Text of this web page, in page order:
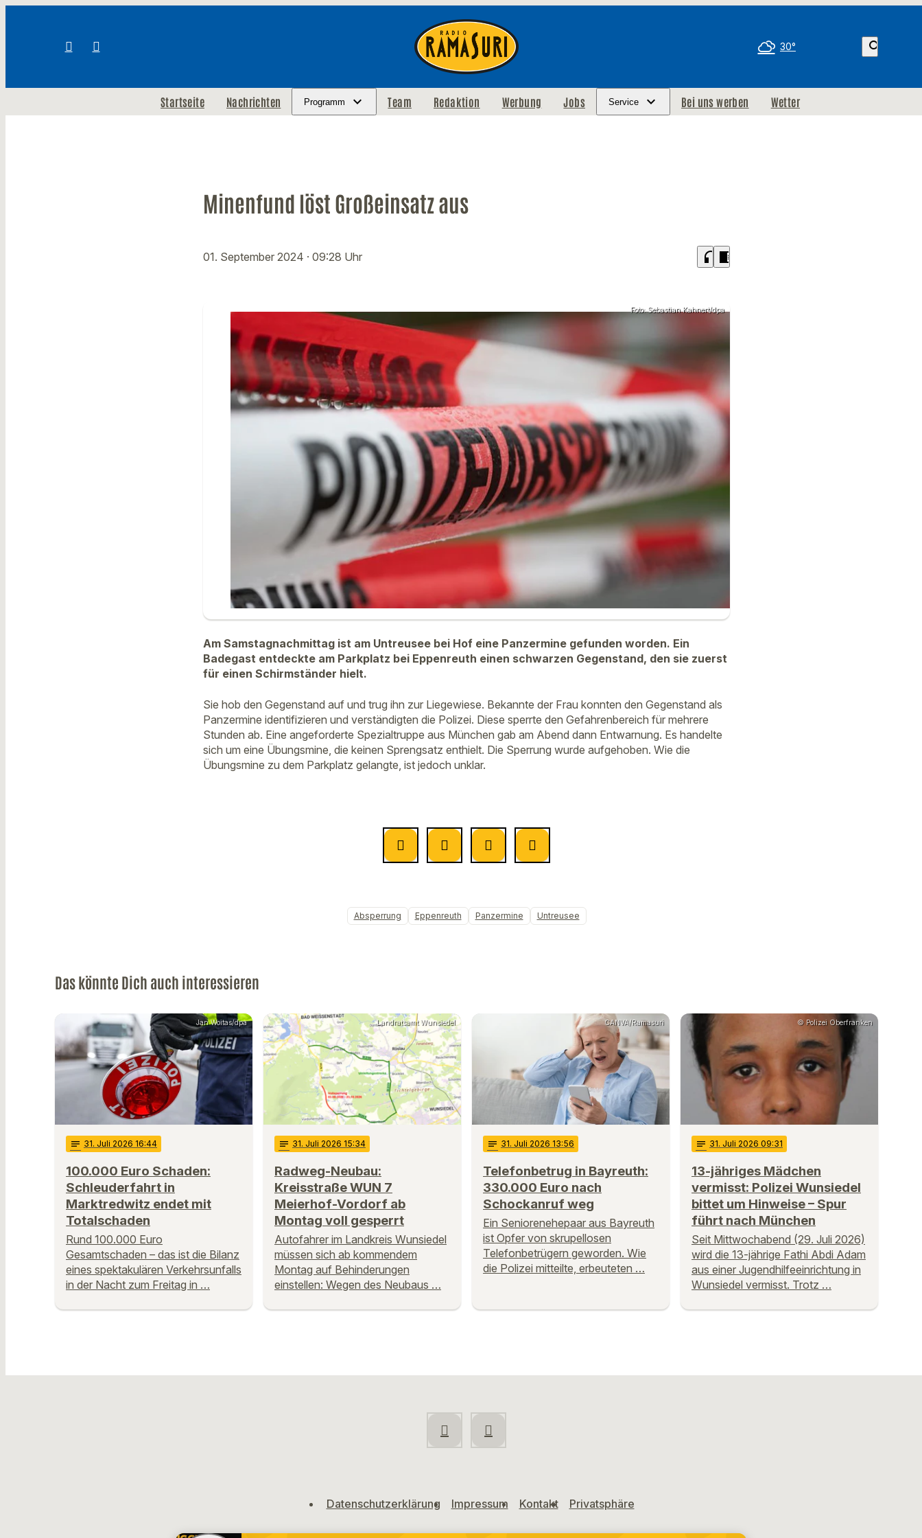
30° search
Startseite Nachrichten Programm Team Redaktion Werbung Jobs Service Bei uns werben Wetter
Minenfund löst Großeinsatz aus
01. September 2024 · 09:28 Uhr headphones chrome_reader_mode
Foto: Sebastian Kahnert/dpa
Am Samstagnachmittag ist am Untreusee bei Hof eine Panzermine gefunden worden. Ein
Badegast entdeckte am Parkplatz bei Eppenreuth einen schwarzen Gegenstand, den sie zuerst
für einen Schirmständer hielt.
Sie hob den Gegenstand auf und trug ihn zur Liegewiese. Bekannte der Frau konnten den Gegenstand als
Panzermine identifizieren und verständigten die Polizei. Diese sperrte den Gefahrenbereich für mehrere
Stunden ab. Eine angeforderte Spezialtruppe aus München gab am Abend dann Entwarnung. Es handelte
sich um eine Übungsmine, die keinen Sprengsatz enthielt. Die Sperrung wurde aufgehoben. Wie die
Übungsmine zu dem Parkplatz gelangte, ist jedoch unklar.
Absperrung Eppenreuth Panzermine Untreusee
Das könnte Dich auch interessieren
Jan Woitas/dpa
notes 31. Juli 2026 16:44
100.000 Euro Schaden:
Schleuderfahrt in
Marktredwitz endet mit
Totalschaden
Rund 100.000 Euro
Gesamtschaden – das ist die Bilanz
eines spektakulären Verkehrsunfalls
in der Nacht zum Freitag in …
Landratsamt Wunsiedel
notes 31. Juli 2026 15:34
Radweg-Neubau:
Kreisstraße WUN 7
Meierhof-Vordorf ab
Montag voll gesperrt
Autofahrer im Landkreis Wunsiedel
müssen sich ab kommendem
Montag auf Behinderungen
einstellen: Wegen des Neubaus …
CANVA/Ramasuri
notes 31. Juli 2026 13:56
Telefonbetrug in Bayreuth:
330.000 Euro nach
Schockanruf weg
Ein Seniorenehepaar aus Bayreuth
ist Opfer von skrupellosen
Telefonbetrügern geworden. Wie
die Polizei mitteilte, erbeuteten …
© Polizei Oberfranken
notes 31. Juli 2026 09:31
13-jähriges Mädchen
vermisst: Polizei Wunsiedel
bittet um Hinweise – Spur
führt nach München
Seit Mittwochabend (29. Juli 2026)
wird die 13-jährige Fathi Abdi Adam
aus einer Jugendhilfeeinrichtung in
Wunsiedel vermisst. Trotz …
Datenschutzerklärung Impressum Kontakt Privatsphäre